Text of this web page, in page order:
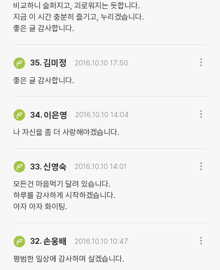
비교하니 슬퍼지고, 괴로워지는 듯합니다.
지금 이 시간 충분히 즐기고, 누리겠습니다.
좋은 글 감사합니다.
35.김미정 2016.10.10 17:50
좋은 글 감사합니다.
34. 이은영 2016.10.10 14:04
나 자신을 좀 더 사랑해야겠습니다.
33.신영숙 2016.10.10 14:01
모든건 마음먹기 달려 있습니다.
하루를 감사하게 시작하겠습니다.
아자 아자 화이팅.
32.손웅배 2016.10.10 10:47
평범한 일상에 감사하며 살겠습니다.